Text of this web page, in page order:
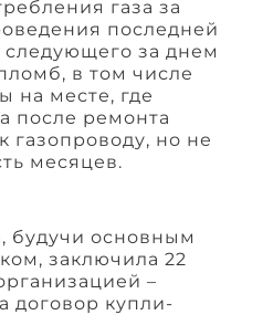
газа за
последней
за днем
в том числе
на месте, где
после ремонта
газопроводу, но не
месяцев.
будучи основным
заключила 22
–
договор купли-